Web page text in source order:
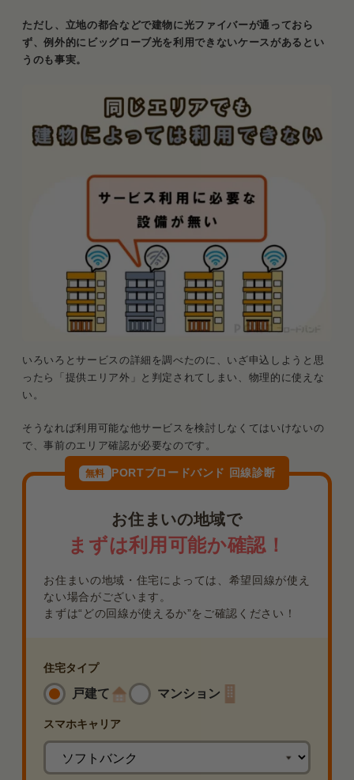
ただし、立地の都合などで建物に光ファイバーが通っておら
ず、例外的にビッグローブ光を利用できないケースがあるとい
うのも事実。
いろいろとサービスの詳細を調べたのに、いざ申込しようと思
ったら「提供エリア外」と判定されてしまい、物理的に使えな
い。
そうなれば利用可能な他サービスを検討しなくてはいけないの
で、事前のエリア確認が必要なのです。
無料 PORTブロードバンド 回線診断
お住まいの地域で
まずは利用可能か確認！
お住まいの地域・住宅によっては、希望回線が使え
ない場合がございます。
まずは“どの回線が使えるか”をご確認ください！
住宅タイプ
戸建て マンション
スマホキャリア